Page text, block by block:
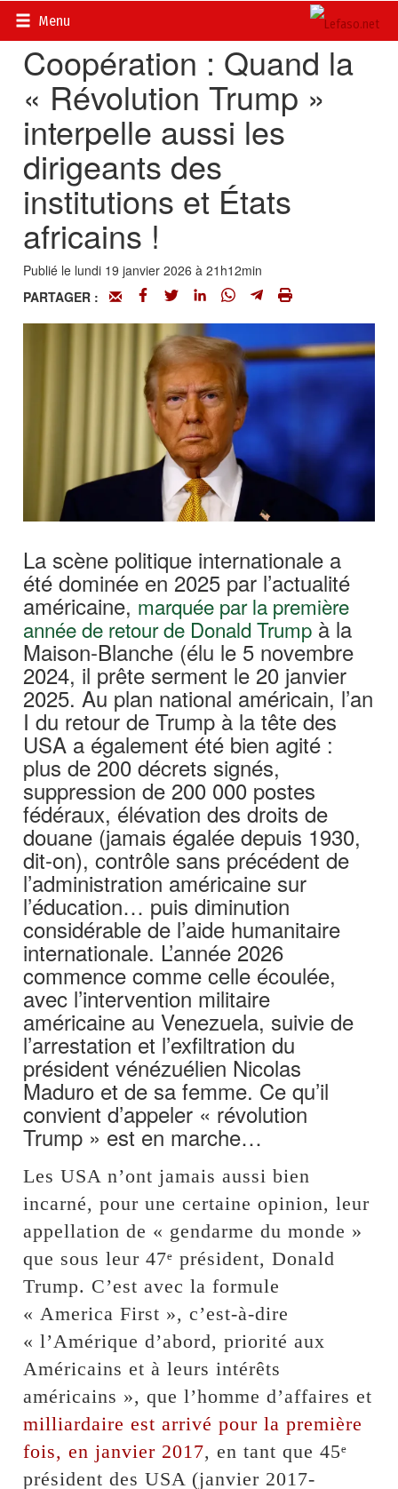
Menu
Accueil>
Coopération : Quand la
« Révolution Trump »
interpelle aussi les
dirigeants des
institutions et États
africains !
Publié le lundi 19 janvier 2026 à 21h12min
PARTAGER :
La scène politique internationale a
été dominée en 2025 par l’actualité
américaine, marquée par la première
année de retour de Donald Trump à la
Maison-Blanche (élu le 5 novembre
2024, il prête serment le 20 janvier
2025. Au plan national américain, l’an
I du retour de Trump à la tête des
USA a également été bien agité :
plus de 200 décrets signés,
suppression de 200 000 postes
fédéraux, élévation des droits de
douane (jamais égalée depuis 1930,
dit-on), contrôle sans précédent de
l’administration américaine sur
l’éducation… puis diminution
considérable de l’aide humanitaire
internationale. L’année 2026
commence comme celle écoulée,
avec l’intervention militaire
américaine au Venezuela, suivie de
l’arrestation et l’exfiltration du
président vénézuélien Nicolas
Maduro et de sa femme. Ce qu’il
convient d’appeler « révolution
Trump » est en marche…
Les USA n’ont jamais aussi bien
incarné, pour une certaine opinion, leur
appellation de « gendarme du monde »
que sous leur 47ᵉ président, Donald
Trump. C’est avec la formule
« America First », c’est-à-dire
« l’Amérique d’abord, priorité aux
Américains et à leurs intérêts
américains », que l’homme d’affaires et
milliardaire est arrivé pour la première
fois, en janvier 2017, en tant que 45ᵉ
président des USA (janvier 2017-